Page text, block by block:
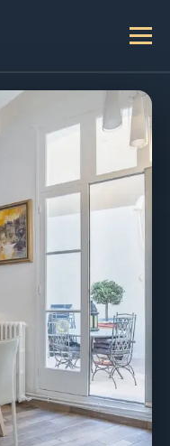
À
VIE
imagine,
de votre
des
niçois ancien à la
nous
esquisse